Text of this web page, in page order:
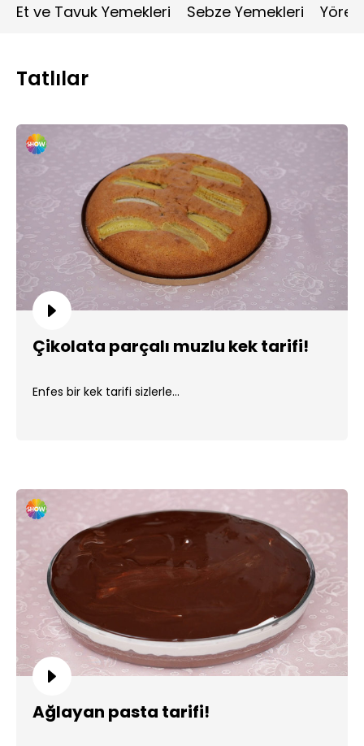
Et ve Tavuk Yemekleri Sebze Yemekleri
Tatlılar
Çikolata parçalı muzlu kek tarifi!
Enfes bir kek tarifi sizlerle...
Ağlayan pasta tarifi!